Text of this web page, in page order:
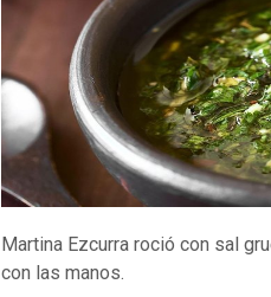
Martina Ezcurra roció con sal
con las manos.